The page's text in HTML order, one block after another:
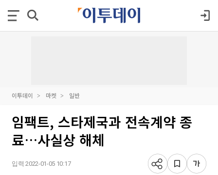
이투데이 마켓 일반
임팩트, 스타제국과 전속계약 종
료…사실상 해체
입력 2022-01-05 10:17